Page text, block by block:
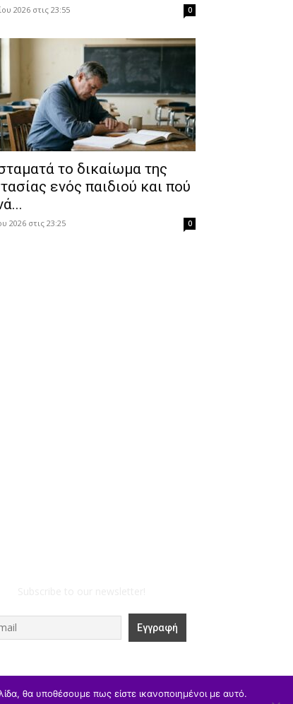
2026 στις 23:55 0
το δικαίωμα της
ενός παιδιού και πού
2026 στις 23:25 0
θα υποθέσουμε πως είστε ικανοποιημένοι με αυτό.